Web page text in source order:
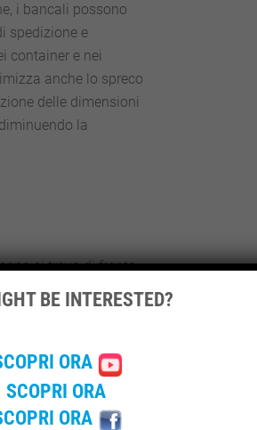
i bancali possono
spedizione e
container e nei
anche lo spreco
delle dimensioni
la
si trova di fronte
chimici per
alternative più
sterilizzazione del
un impegno crescente
ambientale senza
BE INTERESTED?
ORA
SCOPRI ORA
ORA